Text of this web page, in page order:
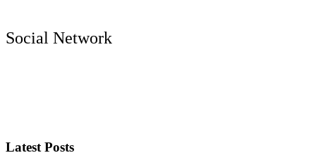
Social Network
Latest Posts